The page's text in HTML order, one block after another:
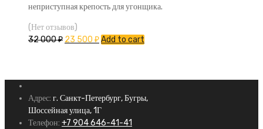
неприступная крепость для угонщика.
(Нет отзывов)
32 000₽ 23 500 ₽Add to cart
Адрес: г. Санкт-Петербург, Бугры,
Шоссейная улица, 1Г
Телефон: +7 904 646-41-41